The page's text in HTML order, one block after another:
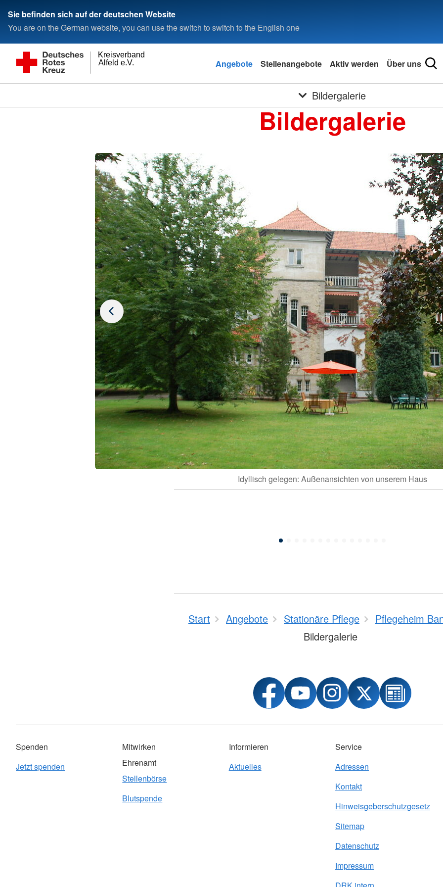
Sie befinden sich auf der deutschen Website
You are on the German website, you can use the switch to switch to the English one
Alfeld e.V.
Kreisverband
Angebote Stellenangebote Aktiv werden Über uns
Bildergalerie
Bildergalerie
Idyllisch gelegen: Außenansichten von unserem Haus
Start Angebote Stationäre Pflege
Pflegeheim
Bildergalerie
Spenden
Jetzt spenden
Mitwirken
Ehrenamt
Stellenbörse
Blutspende
Informieren
Aktuelles
Service
Adressen
Kontakt
Hinweisgeberschutzgesetz
Sitemap
Datenschutz
Impressum